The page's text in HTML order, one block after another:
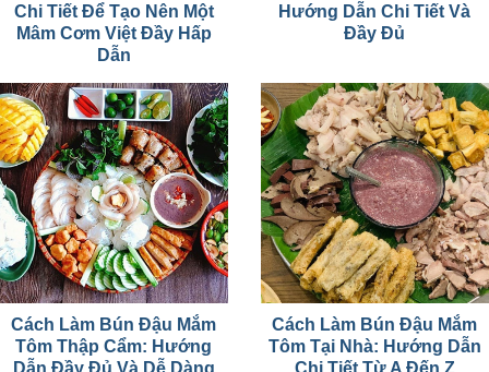
Chi Tiết Để Tạo Nên Một
Mâm Cơm Việt Đầy Hấp
Dẫn
Hướng Dẫn Chi Tiết Và
Đầy Đủ
Cách Làm Bún Đậu Mắm
Tôm Thập Cẩm: Hướng
Dẫn Đầy Đủ Và Dễ Dàng
Cách Làm Bún Đậu Mắm
Tôm Tại Nhà: Hướng Dẫn
Chi Tiết Từ A Đến Z